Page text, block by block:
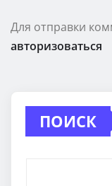
Для отправки
авторизоваться
ПОИСК